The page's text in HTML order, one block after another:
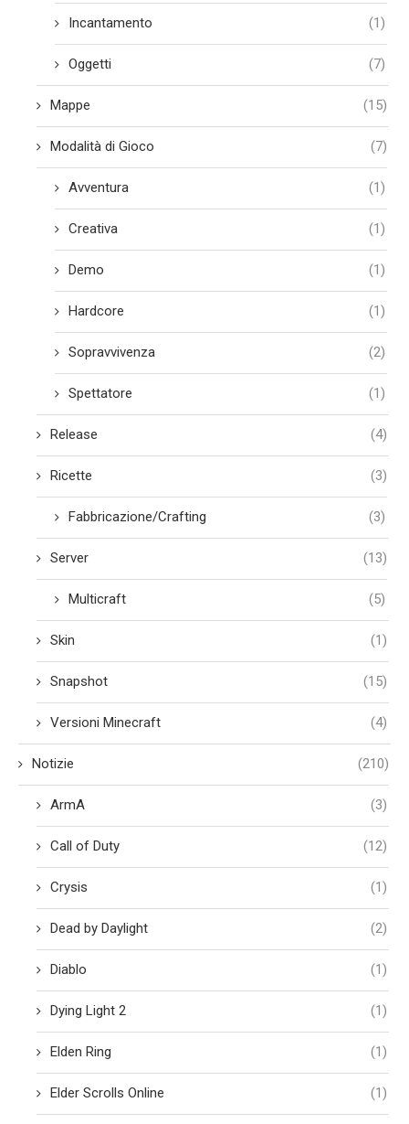
Incantamento (1)
Oggetti (7)
Mappe (15)
Modalità di Gioco (7)
Avventura (1)
Creativa (1)
Demo (1)
Hardcore (1)
Sopravvivenza (2)
Spettatore (1)
Release (4)
Ricette (3)
Fabbricazione/Crafting (3)
Server (13)
Multicraft (5)
Skin (1)
Snapshot (15)
Versioni Minecraft (4)
Notizie (210)
ArmA (3)
Call of Duty (12)
Crysis (1)
Dead by Daylight (2)
Diablo (1)
Dying Light 2 (1)
Elden Ring (1)
Elder Scrolls Online (1)